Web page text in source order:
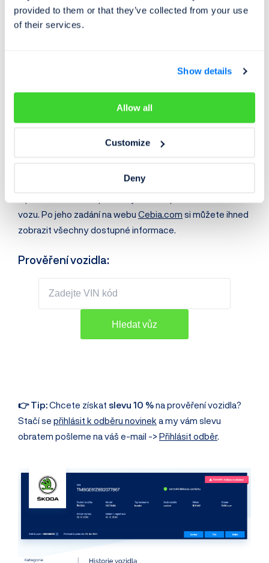
provided to them or that they’ve collected from your use
of their services.
Show details
Allow all
Customize
Deny
Ověření pravosti VIN
Kontrolu tachometru
protokolů a nalezených vad)
Servisní historii
vozu. Po jeho zadání na webu Cebia.com si můžete ihned
zobrazit všechny dostupné informace.
Prověření vozidla:
👉 Tip:Chcete získat slevu 10 %na prověření vozidla?
Stačí se přihlásit k odběru novinek a my vám slevu
obratem pošleme na váš e-mail -> Přihlásit odběr.